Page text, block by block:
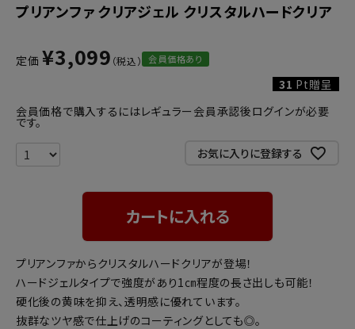
プリアンファ クリアジェル クリスタルハードクリア
定価 ¥3,099 会員価格あり
31 Pt贈呈
会員価格で購入するにはレギュラー会員承認後ログインが必要
です。
お気に入りに登録する
カートに入れる
プリアンファからクリスタルハードクリアが登場！
ハードジェルタイプで強度があり1㎝程度の長さ出しも可能！
硬化後の黄味を抑え、透明感に優れています。
抜群なツヤ感で仕上げのコーティングとしても◎。